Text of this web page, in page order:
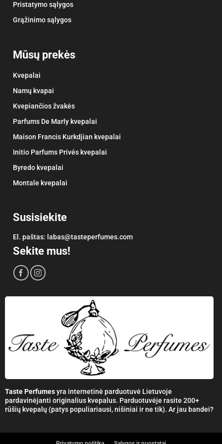
Pristatymo sąlygos
Grąžinimo sąlygos
Mūsų prekės
Kvepalai
Namų kvapai
Kvepiančios žvakės
Parfums De Marly kvepalai
Maison Francis Kurkdjian kvepalai
Initio Parfums Privés kvepalai
Byredo kvepalai
Montale kvepalai
Susisiekite
El. paštas: labas@tasteperfumes.com
Sekite mus!
Taste Perfumesyra internetinė parduotuvė Lietuvoje
pardavinėjanti originalius kvepalus. Parduotuvėje rasite 200+
rūšių kvepalų (patys populiariausi, nišiniai ir ne tik). Ar jau bandei?